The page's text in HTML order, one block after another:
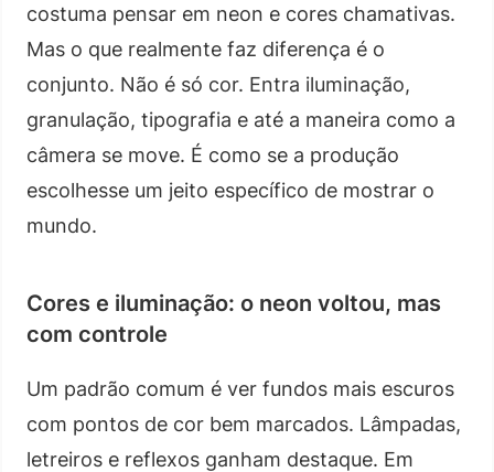
costuma pensar em neon e cores chamativas.
Mas o que realmente faz diferença é o
conjunto. Não é só cor. Entra iluminação,
granulação, tipografia e até a maneira como a
câmera se move. É como se a produção
escolhesse um jeito específico de mostrar o
mundo.
Cores e iluminação: o neon voltou, mas
com controle
Um padrão comum é ver fundos mais escuros
com pontos de cor bem marcados. Lâmpadas,
letreiros e reflexos ganham destaque. Em